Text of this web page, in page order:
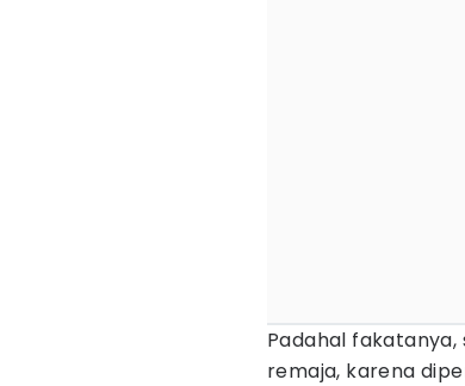
Padahal
remaja, karena